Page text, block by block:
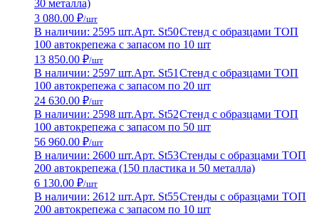
30 металла)
3 080.00 ₽/шт
В наличии: 2595 шт.Арт. St50Стенд с образцами ТОП
100 автокрепежа с запасом по 10 шт
13 850.00 ₽/шт
В наличии: 2597 шт.Арт. St51 Стенд с образцами ТОП
100 автокрепежа с запасом по 20 шт
24 630.00 ₽/шт
В наличии: 2598 шт.Арт. St52Стенд с образцами ТОП
100 автокрепежа с запасом по 50 шт
56 960.00 ₽/шт
В наличии: 2600 шт.Арт. St53Стенды с образцами ТОП
200 автокрепежа (150 пластика и 50 металла)
6 130.00 ₽/шт
В наличии: 2612 шт.Арт. St55Стенды с образцами ТОП
200 автокрепежа с запасом по 10 шт